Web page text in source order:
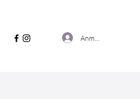
Anmelden